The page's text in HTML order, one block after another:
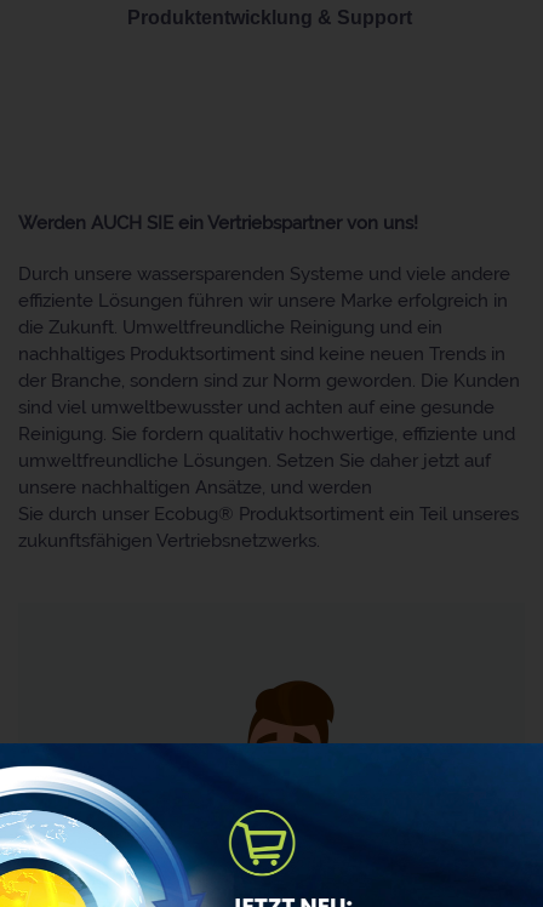
Produktentwicklung & Support
Werden AUCH SIE ein Vertriebspartner von uns!
Durch unsere wassersparenden Systeme und viele andere
effiziente Lösungen führen wir unsere Marke erfolgreich in
die Zukunft. Umweltfreundliche Reinigung und ein
nachhaltiges Produktsortiment sind keine neuen Trends in
der Branche, sondern sind zur Norm geworden. Die Kunden
sind viel umweltbewusster und achten auf eine gesunde
Reinigung. Sie fordern qualitativ hochwertige, effiziente und
umweltfreundliche Lösungen. Setzen Sie daher jetzt auf
unsere nachhaltigen Ansätze, und werden
Sie durch unser Ecobug® Produktsortiment ein Teil unseres
zukunftsfähigen Vertriebsnetzwerks.